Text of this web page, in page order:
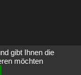
gibt Ihnen die
möchten